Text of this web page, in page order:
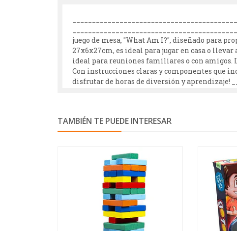
juego de mesa, "What Am I?", diseñado para
27x6x27cm, es ideal para jugar en casa o llevar
ideal para reuniones familiares o con amigos.
Con instrucciones claras y componentes que
disfrutar de horas de diversión y aprendizaje!
TAMBIÉN TE PUEDE INTERESAR